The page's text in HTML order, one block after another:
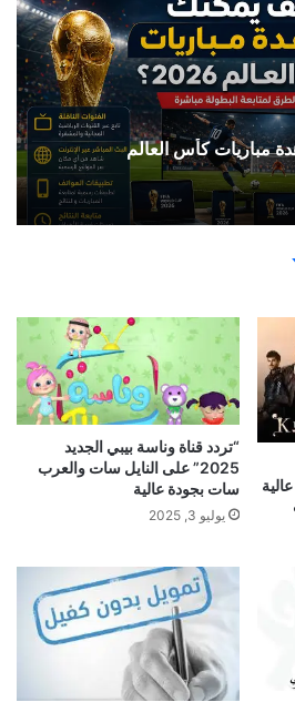
مباريات كأس العالم
بجودة عالية
“تردد قناة وناسة بيبي الجديد
2025” على النايل سات والعرب
سات بجودة عالية
يوليو 3, 2025